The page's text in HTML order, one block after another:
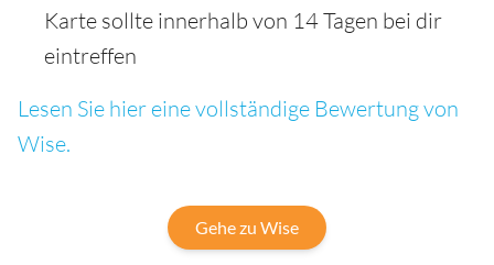
Karte sollte innerhalb von 14 Tagen bei dir
eintreffen
Lesen Sie hier eine vollständige Bewertung von
Wise.
Gehe zu Wise